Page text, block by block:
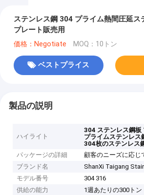
ステンレス鋼 304 プライム熱間圧延ス
プレート販売用
価格：Negotiate MOQ：10トン
ベストプライス
製品の説明
ハイライト
304 ステンレス鋼板
プライムステンレス
304枚のステンレス
パッケージの詳細
顧客のニーズに応じ
ブランド名
ShanXi Taigang
モデル番号
304 316
供給の能力
1週あたりの300トン